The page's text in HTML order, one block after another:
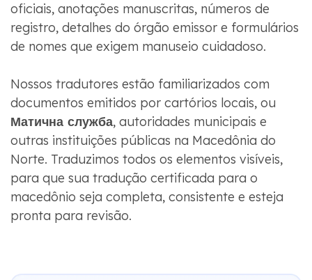
oficiais, anotações manuscritas, números de
registro, detalhes do órgão emissor e formulários
de nomes que exigem manuseio cuidadoso.
Nossos tradutores estão familiarizados com
documentos emitidos por cartórios locais, ou
Матична служба, autoridades municipais e
outras instituições públicas na Macedônia do
Norte. Traduzimos todos os elementos visíveis,
para que sua tradução certificada para o
macedônio seja completa, consistente e esteja
pronta para revisão.